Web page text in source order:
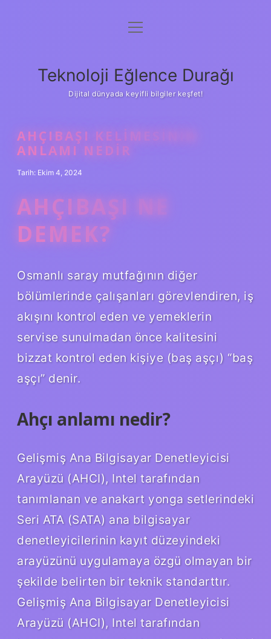
Anasayfa
Yasal Uyarı
menüyü
Teknoloji Eğlence Durağı
Dijital dünyada keyifli bilgiler keşfet!
AHÇIBAŞI KELIMESININ
ANLAMI NEDIR
Tarih: Ekim 4, 2024
AHÇIBAŞI NE
DEMEK?
Osmanlı saray mutfağının diğer
bölümlerinde çalışanları görevlendiren, iş
akışını kontrol eden ve yemeklerin
servise sunulmadan önce kalitesini
bizzat kontrol eden kişiye (baş aşçı) “baş
aşçı” denir.
Ahçı anlamı nedir?
Gelişmiş Ana Bilgisayar Denetleyicisi
Arayüzü (AHCI), Intel tarafından
tanımlanan ve anakart yonga setlerindeki
Seri ATA (SATA) ana bilgisayar
denetleyicilerinin kayıt düzeyindeki
arayüzünü uygulamaya özgü olmayan bir
şekilde belirten bir teknik standarttır.
Gelişmiş Ana Bilgisayar Denetleyicisi
Arayüzü (AHCI), Intel tarafından